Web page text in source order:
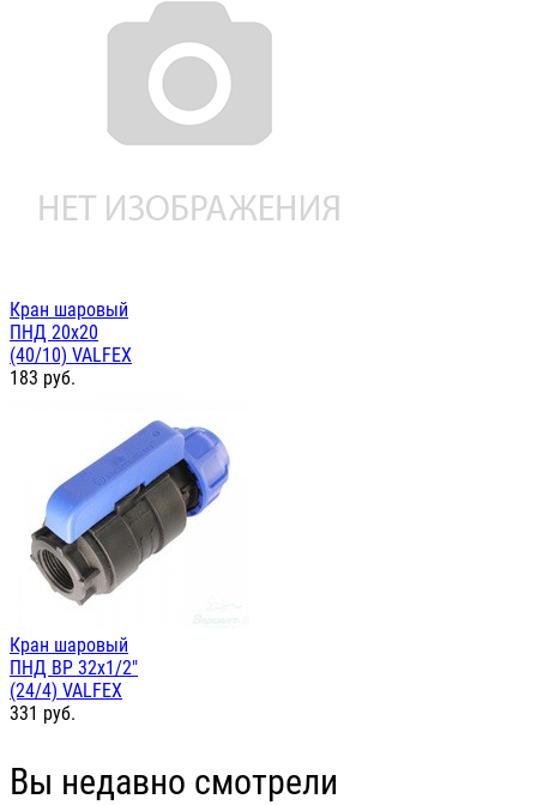
Кран шаровый
ПНД 20х20
(40/10) VALFEX
183 руб.
Кран шаровый
ПНД ВР 32х1/2"
(24/4) VALFEX
331 руб.
Вы недавно смотрели